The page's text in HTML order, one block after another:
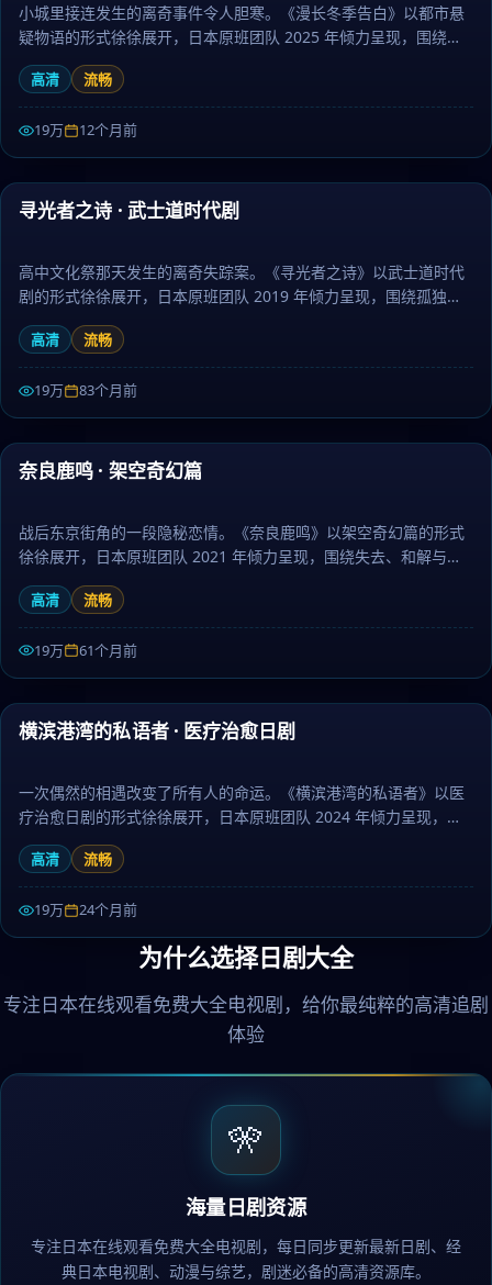
小城里接连发生的离奇事件令人胆寒。《漫长冬季告白》以都市悬
疑物语的形式徐徐展开，日本原班团队 2025 年倾力呈现，围绕亲
情、信念与救赎层层推进，作为爱情题材，剧情兼具张力与人文厚
度。日剧大全提供高清完整版日本电视剧免费在线观看。
高清 流畅
19万 12个月前
热门
99:12
寻光者之诗 · 武士道时代剧
高中文化祭那天发生的离奇失踪案。《寻光者之诗》以武士道时代
剧的形式徐徐展开，日本原班团队 2019 年倾力呈现，围绕孤独、
陪伴与勇气层层推进，作为动作题材，节奏张弛有度、伏笔环环相
扣。日剧大全提供高清完整版日本电视剧免费在线观看。
高清 流畅
19万 83个月前
热门
50:07
奈良鹿鸣 · 架空奇幻篇
战后东京街角的一段隐秘恋情。《奈良鹿鸣》以架空奇幻篇的形式
徐徐展开，日本原班团队 2021 年倾力呈现，围绕失去、和解与重
生层层推进，作为战争题材，节奏张弛有度、伏笔环环相扣。日剧
大全提供高清完整版日本电视剧免费在线观看。
高清 流畅
19万 61个月前
热门
53:13
横滨港湾的私语者 · 医疗治愈日剧
一次偶然的相遇改变了所有人的命运。《横滨港湾的私语者》以医
疗治愈日剧的形式徐徐展开，日本原班团队 2024 年倾力呈现，围
绕抉择、命运与羁绊层层推进，作为喜剧题材，画面唯美、情感真
挚动人。日剧大全提供高清完整版日本电视剧免费在线观看。
高清 流畅
19万 24个月前
为什么选择日剧大全
专注日本在线观看免费大全电视剧，给你最纯粹的高清追剧
体验
🎌
海量日剧资源
专注日本在线观看免费大全电视剧，每日同步更新最新日剧、经
典日本电视剧、动漫与综艺，剧迷必备的高清资源库。